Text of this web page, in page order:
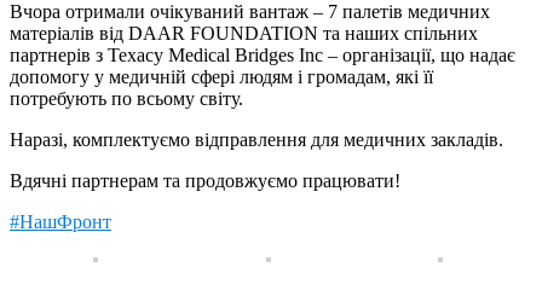
Вчора отримали очікуваний вантаж – 7 палетів медичних
матеріалів від DAAR FOUNDATION та наших спільних
партнерів з Техасу Medical Bridges Inc – організації, що надає
допомогу у медичній сфері людям і громадам, які її
потребують по всьому світу.
Наразі, комплектуємо відправлення для медичних закладів.
Вдячні партнерам та продовжуємо працювати!
#НашФронт